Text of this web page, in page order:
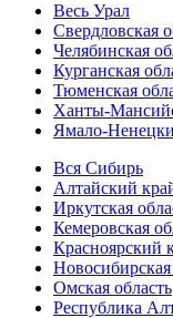
Весь Урал
Свердловская
Челябинская
Курганская
Тюменская
Ханты-
Ямало-
Вся Сибирь
Алтайский
Иркутская
Кемеровская
Красноярский
Новосибирская
Омская область
Республика